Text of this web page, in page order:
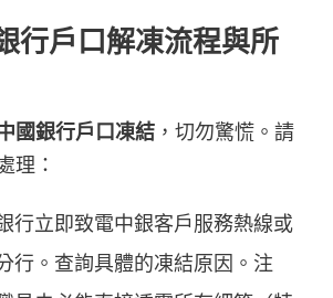
行戶口解凍流程與所
國銀行戶口凍結 ，切勿驚慌。請
理：
行立即致電中銀客戶服務熱線或
行。查詢具體的凍結原因。注